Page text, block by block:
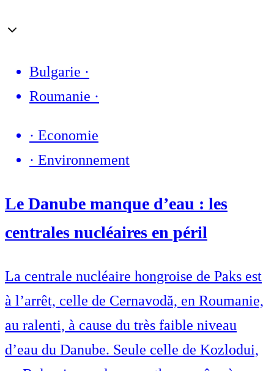
Bulgarie ·
Roumanie ·
· Economie
· Environnement
Le Danube manque d’eau : les
centrales nucléaires en péril
La centrale nucléaire hongroise de Paks est
à l’arrêt, celle de Cernavodă, en Roumanie,
au ralenti, à cause du très faible niveau
d’eau du Danube. Seule celle de Kozlodui,